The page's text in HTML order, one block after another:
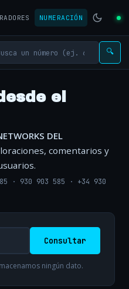
NUMERACIÓN
🔍
el
DEL
comentarios y
· 930 903 585 · +34 930
Consultar
ningún dato.